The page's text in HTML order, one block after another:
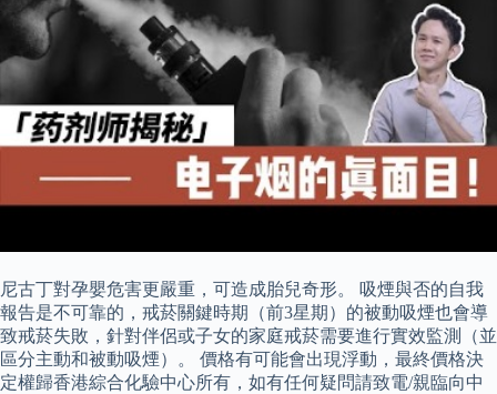
尼古丁對孕嬰危害更嚴重，可造成胎兒奇形。 吸煙與否的自我
報告是不可靠的，戒菸關鍵時期（前3星期）的被動吸煙也會導
致戒菸失敗，針對伴侶或子女的家庭戒菸需要進行實效監測（並
區分主動和被動吸煙）。 價格有可能會出現浮動，最終價格決
定權歸香港綜合化驗中心所有，如有任何疑問請致電/親臨向中